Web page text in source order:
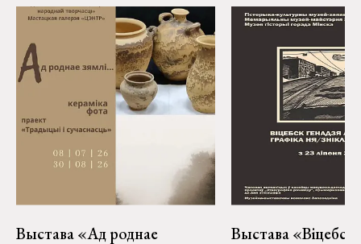
Выстава «Ад роднае
Выстава «Віцебск